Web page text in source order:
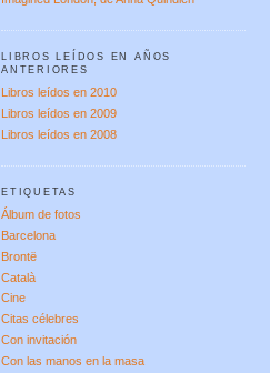
LIBROS LEÍDOS EN AÑOS
ANTERIORES
Libros leídos en 2010
Libros leídos en 2009
Libros leídos en 2008
ETIQUETAS
Álbum de fotos
Barcelona
Brontë
Català
Cine
Citas célebres
Con invitación
Con las manos en la masa